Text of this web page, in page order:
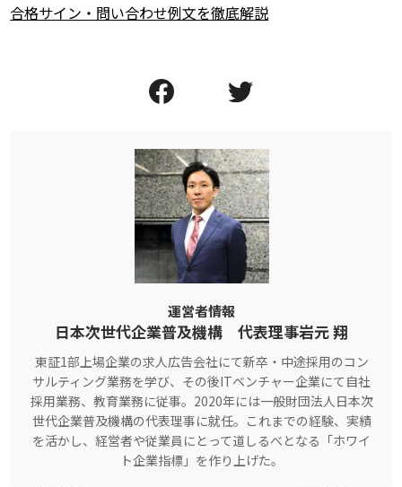
合格サイン・問い合わせ例文を徹底解説
運営者情報
日本次世代企業普及機構 代表理事岩元 翔
東証1部上場企業の求人広告会社にて新卒・中途採用のコン
サルティング業務を学び、その後ITベンチャー企業にて自社
採用業務、教育業務に従事。2020年には一般財団法人日本次
世代企業普及機構の代表理事に就任。これまでの経験、実績
を活かし、経営者や従業員にとって道しるべとなる「ホワイ
ト企業指標」を作り上げた。